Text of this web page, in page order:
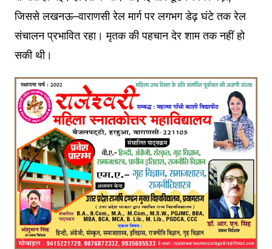
जिससे लखनऊ–वाराणसी रेल मार्ग पर लगभग डेढ़ घंटे तक रेल
संचालन प्रभावित रहा। मृतक की पहचान देर शाम तक नहीं हो
सकी थी।